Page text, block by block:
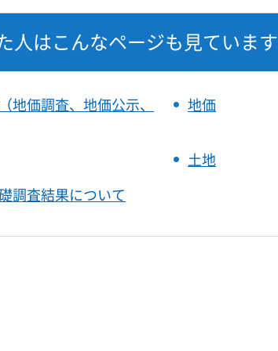
人はこんなページも見ています
地価調査、地価公示、
地価
土地
調査結果について